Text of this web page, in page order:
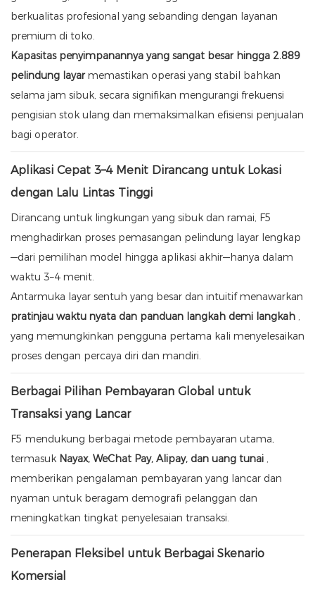
berkualitas profesional yang sebanding dengan layanan
premium di toko.
Kapasitas penyimpanannya yang sangat besar hingga 2.889
pelindung layarmemastikan operasi yang stabil bahkan
selama jam sibuk, secara signifikan mengurangi frekuensi
pengisian stok ulang dan memaksimalkan efisiensi penjualan
bagi operator.
Aplikasi Cepat 3–4 Menit Dirancang untuk Lokasi
dengan Lalu Lintas Tinggi
Dirancang untuk lingkungan yang sibuk dan ramai, F5
menghadirkan proses pemasangan pelindung layar lengkap
—dari pemilihan model hingga aplikasi akhir—hanya dalam
waktu 3–4 menit.
Antarmuka layar sentuh yang besar dan intuitif menawarkan
pratinjau waktu nyata dan panduan langkah demi langkah ,
yang memungkinkan pengguna pertama kali menyelesaikan
proses dengan percaya diri dan mandiri.
Berbagai Pilihan Pembayaran Global untuk
Transaksi yang Lancar
F5 mendukung berbagai metode pembayaran utama,
termasuk Nayax, WeChat Pay, Alipay, dan uang tunai ,
memberikan pengalaman pembayaran yang lancar dan
nyaman untuk beragam demografi pelanggan dan
meningkatkan tingkat penyelesaian transaksi.
Penerapan Fleksibel untuk Berbagai Skenario
Komersial